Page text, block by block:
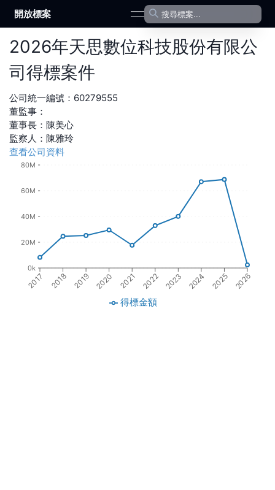
開放標案 open navigation menu
2026年天思數位科技股份有限公
司得標案件
公司統一編號： 60279555
董監事：
董事長 ： 陳美心
監察人 ： 陳雅玲
查看公司資料
2017 2018 2019 2020 2021 2022 2023 2024 2025 2026
0k
20M
40M
60M
80M
得標金額